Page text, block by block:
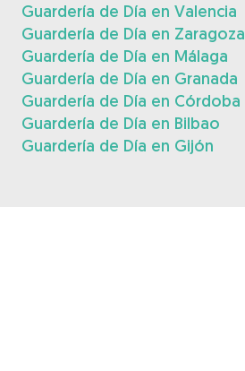
Guardería de Día en Valencia
Guardería de Día en Zaragoza
Guardería de Día en Málaga
Guardería de Día en Granada
Guardería de Día en Córdoba
Guardería de Día en Bilbao
Guardería de Día en Gijón